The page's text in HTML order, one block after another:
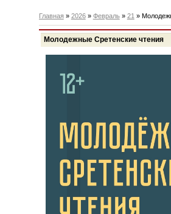
Главная » 2026 » Февраль » 21 »
Молодежные Сретенские чтения